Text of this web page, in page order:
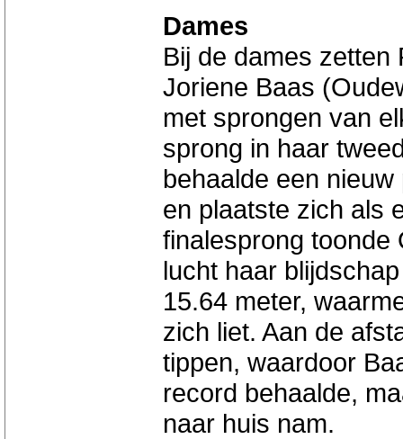
Dames
Bij de dames
Joriene Baas
met sprongen van
sprong in haar
behaalde een
en plaatste zich als
finalesprong toonde
lucht haar
15.64 meter,
zich liet. Aan de
tippen, waardoor
record behaalde,
naar huis nam.